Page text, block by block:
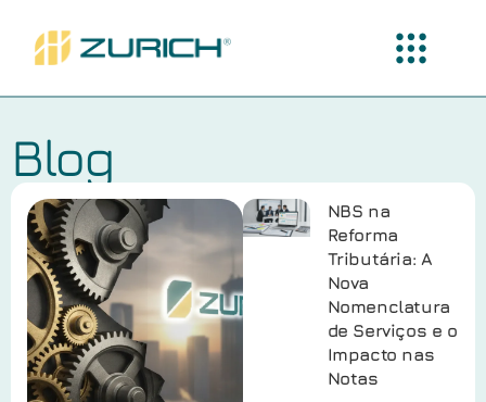
Blog
NBS na
Reforma
Tributária: A
Nova
Nomenclatura
de Serviços e o
Impacto nas
Notas